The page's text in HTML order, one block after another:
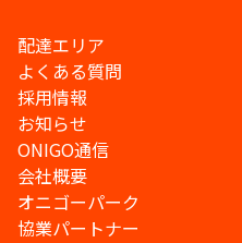
配達エリア
よくある質問
採用情報
お知らせ
ONIGO通信
会社概要
オニゴーパーク
協業パートナー